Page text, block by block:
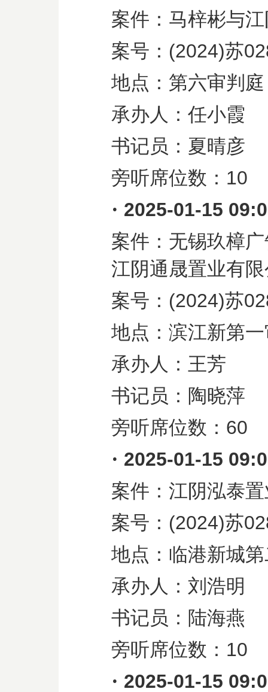
案件：马梓彬与
案号： (2024)苏
地点：第六审判庭
承办人：任小霞
书记员：夏晴彦
旁听席位数： 10
· 2025-01-15
案件：无锡玖樟
江阴通晟置业有
案号： (2024)苏
地点：滨江新第
承办人：王芳
书记员：陶晓萍
旁听席位数： 60
· 2025-01-15
案件：江阴泓泰
案号： (2024)苏
地点：临港新城
承办人：刘浩明
书记员：陆海燕
旁听席位数： 10
· 2025-01-15